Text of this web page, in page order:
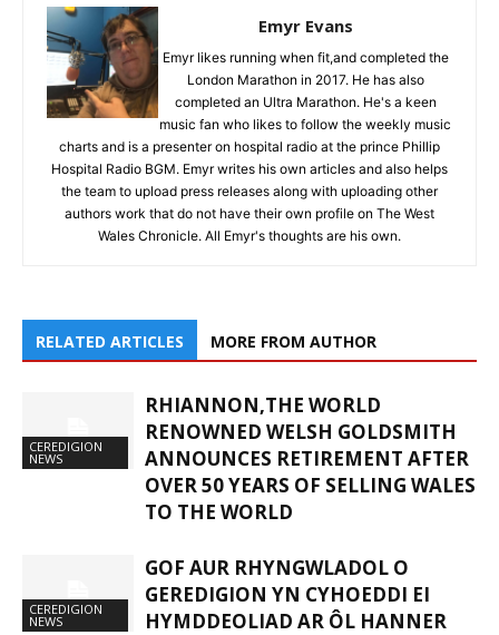
Emyr Evans
Emyr likes running when fit,and completed the
London Marathon in 2017. He has also
completed an Ultra Marathon. He's a keen
music fan who likes to follow the weekly music
charts and is a presenter on hospital radio at the prince Phillip
Hospital Radio BGM. Emyr writes his own articles and also helps
the team to upload press releases along with uploading other
authors work that do not have their own profile on The West
Wales Chronicle. All Emyr's thoughts are his own.
RELATED ARTICLES MORE FROM AUTHOR
CEREDIGION
NEWS
RHIANNON,THE WORLD
RENOWNED WELSH GOLDSMITH
ANNOUNCES RETIREMENT AFTER
OVER 50 YEARS OF SELLING WALES
TO THE WORLD
CEREDIGION
NEWS
GOF AUR RHYNGWLADOL O
GEREDIGION YN CYHOEDDI EI
HYMDDEOLIAD AR ÔL HANNER